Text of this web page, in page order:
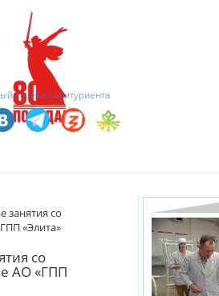
кабинет абитуриента
занятия со
«Элита»
со
АО «ГПП